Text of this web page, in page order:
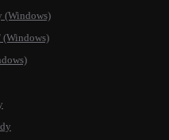
(Windows)